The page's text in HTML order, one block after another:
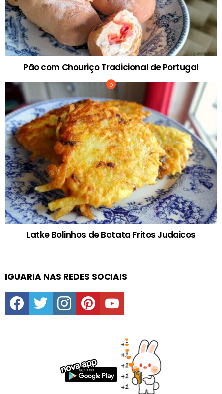
Pão com Chouriço Tradicional de Portugal
Latke Bolinhos de Batata Fritos Judaicos
IGUARIA NAS REDES SOCIAIS
facebooktwitter instagrampinterestyoutube